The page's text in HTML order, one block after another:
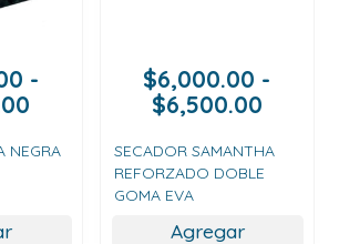
-
Rango
precios:
$2,000.00
NEGRA
$6,000.00 -
$6,500.00Rango
desde
SECADOR SAMANTHA
REFORZADO DOBLE
GOMA EVA
Agregar